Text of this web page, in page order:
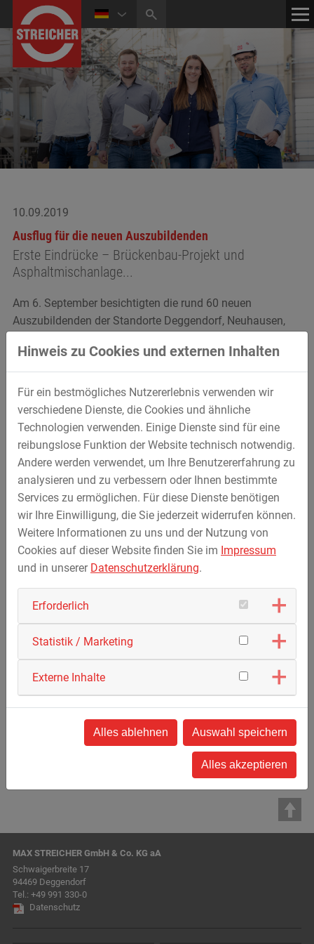
HOME KONTAKT
MEDIATHEK
10.09.2019
Ausflug für die neuen Auszubildenden
Erste Eindrücke – Brückenbau-Projekt und
Asphaltmischanlage...
Am 6. September besichtigten die rund 60 neuen
Auszubildenden der Standorte Deggendorf, Neuhausen,
Rottbrücke bei Postmünster – ein derzeit aktuelles
STREICHER Projekt im Straßen- und Brückenbau.
Anschließend ging es zur STREICHER Niederlassung in
Linden. Hier stand die eigene Asphaltmischanlage im
Fokus. Ein gemeinsames Mittagessen bildete den
Abschluss des Ausflugs. Neben ersten Eindrücken vom
Unternehmen hatten die neuen Mitarbeiter während der
Veranstaltung auch Zeit sich etwas näher kennenzulernen.
MAX STREICHER GmbH & Co. KG aA
Schwaigerbreite 17
94469 Deggendorf
Tel.: +49 991 330-0
Datenschutz
Hinweis zu Cookies und externen Inhalten
Für ein bestmögliches Nutzererlebnis verwenden wir
verschiedene Dienste, die Cookies und ähnliche
Technologien verwenden. Einige Dienste sind für eine
reibungslose Funktion der Website technisch notwendig.
Andere werden verwendet, um Ihre Benutzererfahrung zu
analysieren und zu verbessern oder Ihnen bestimmte
Services zu ermöglichen. Für diese Dienste benötigen
wir Ihre Einwilligung, die Sie jederzeit widerrufen können.
Weitere Informationen zu uns und der Nutzung von
Cookies auf dieser Website finden Sie im Impressum
und in unserer Datenschutzerklärung.
Erforderlich
Statistik / Marketing
Externe Inhalte
Alles ablehnen Auswahl speichern
Alles akzeptieren